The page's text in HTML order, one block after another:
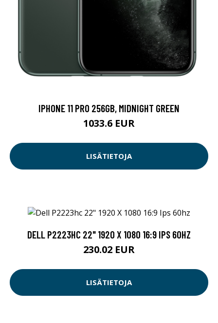
IPHONE 11 PRO 256GB, MIDNIGHT GREEN
1033.6 EUR
LISÄTIETOJA
DELL P2223HC 22" 1920 X 1080 16:9 IPS 60HZ
230.02 EUR
LISÄTIETOJA